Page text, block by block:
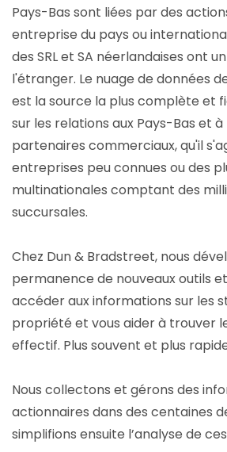
Pays-Bas sont liées par des
entreprise du pays ou
des SRL et SA néerlandaises ont
l'étranger. Le nuage de données
est la source la plus complète et
sur les relations aux Pays-Bas et
partenaires commerciaux, qu'il
entreprises peu connues ou des
multinationales comptant des
succursales.
Chez Dun & Bradstreet, nous
permanence de nouveaux outils
accéder aux informations sur les
propriété et vous aider à trouver
effectif. Plus souvent et plus
Nous collectons et gérons des
actionnaires dans des centaines
simplifions ensuite l’analyse de